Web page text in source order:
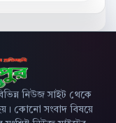
নিউজ সাইট থেকে
কোনো সংবাদ বিষয়ে